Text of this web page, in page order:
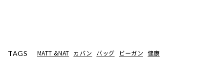
TAGS MATT &NAT カバン バッグ ビーガン 健康